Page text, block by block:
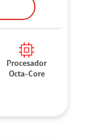
Procesador
Octa-Core